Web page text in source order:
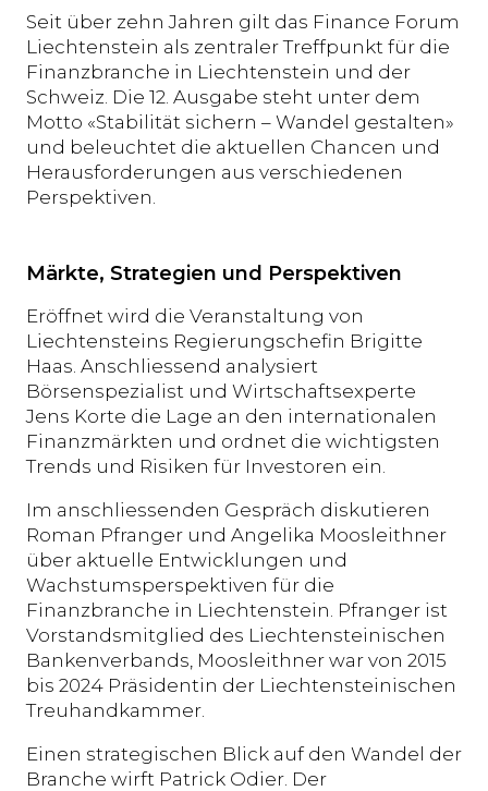
Seit über zehn Jahren gilt das Finance Forum
Liechtenstein als zentraler Treffpunkt für die
Finanzbranche in Liechtenstein und der
Schweiz. Die 12. Ausgabe steht unter dem
Motto «Stabilität sichern – Wandel gestalten»
und beleuchtet die aktuellen Chancen und
Herausforderungen aus verschiedenen
Perspektiven.
Märkte, Strategien und Perspektiven
Eröffnet wird die Veranstaltung von
Liechtensteins Regierungschefin Brigitte
Haas. Anschliessend analysiert
Börsenspezialist und Wirtschaftsexperte
Jens Korte die Lage an den internationalen
Finanzmärkten und ordnet die wichtigsten
Trends und Risiken für Investoren ein.
Im anschliessenden Gespräch diskutieren
Roman Pfranger und Angelika Moosleithner
über aktuelle Entwicklungen und
Wachstumsperspektiven für die
Finanzbranche in Liechtenstein. Pfranger ist
Vorstandsmitglied des Liechtensteinischen
Bankenverbands, Moosleithner war von 2015
bis 2024 Präsidentin der Liechtensteinischen
Treuhandkammer.
Einen strategischen Blick auf den Wandel der
Branche wirft Patrick Odier. Der